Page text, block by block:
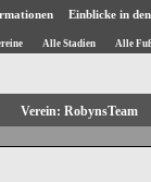
Einblicke in
Alle Stadien Alle
Verein: